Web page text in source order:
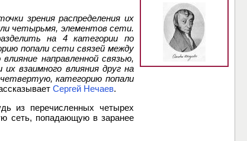
зрения распределения их
четырьмя, элементов сети.
на 4 категории по
попали сети связей между
направленной связью,
взаимного влияния друг на
категорию попали
Сергей Нечаев.
из перечисленных четырех
сеть, попадающую в заранее